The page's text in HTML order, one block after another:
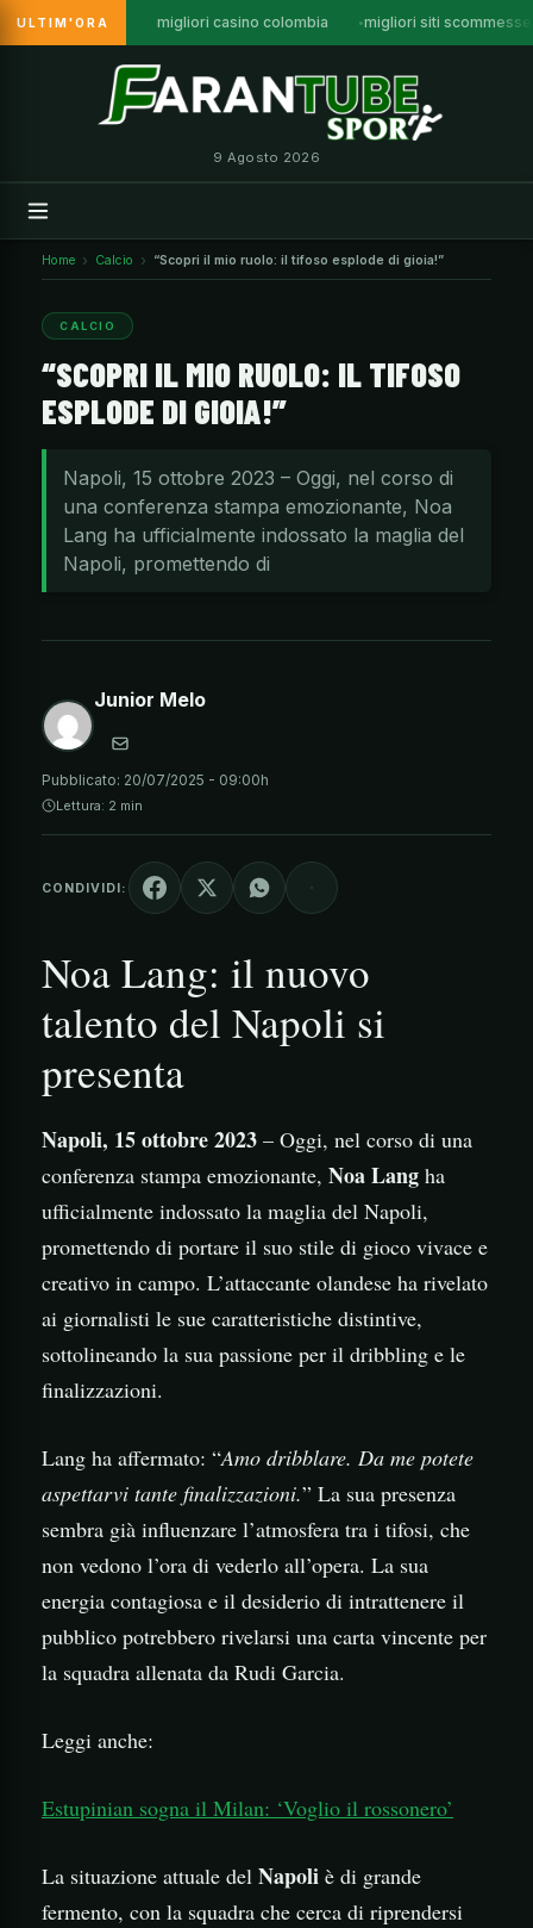
ULTIM'ORA migliori casino colombia migliori siti
9 Agosto 2026
Home Calcio “Scopri il mio ruolo: il tifoso esplode di gioia!”
CALCIO
“SCOPRI IL MIO RUOLO: IL TIFOSO
ESPLODE DI GIOIA!”
Napoli, 15 ottobre 2023 – Oggi, nel corso di
una conferenza stampa emozionante, Noa
Lang ha ufficialmente indossato la maglia del
Napoli, promettendo di
Junior Melo
Pubblicato: 20/07/2025 - 09:00h
Lettura: 2 min
CONDIVIDI:
Noa Lang: il nuovo
talento del Napoli si
presenta
Napoli, 15 ottobre 2023 – Oggi, nel corso di una
conferenza stampa emozionante, Noa Lang ha
ufficialmente indossato la maglia del Napoli,
promettendo di portare il suo stile di gioco vivace e
creativo in campo. L’attaccante olandese ha rivelato
ai giornalisti le sue caratteristiche distintive,
sottolineando la sua passione per il dribbling e le
finalizzazioni.
Lang ha affermato: “Amo dribblare. Da me potete
aspettarvi tante finalizzazioni.” La sua presenza
sembra già influenzare l’atmosfera tra i tifosi, che
non vedono l’ora di vederlo all’opera. La sua
energia contagiosa e il desiderio di intrattenere il
pubblico potrebbero rivelarsi una carta vincente per
la squadra allenata da Rudi Garcia.
Leggi anche:
Estupinian sogna il Milan: ‘Voglio il rossonero’
La situazione attuale del Napoli è di grande
fermento, con la squadra che cerca di riprendersi